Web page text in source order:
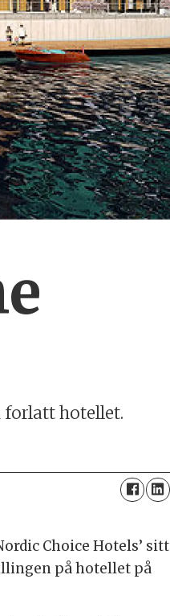
forlatt hotellet.
Choice Hotels’ sitt
på hotellet på